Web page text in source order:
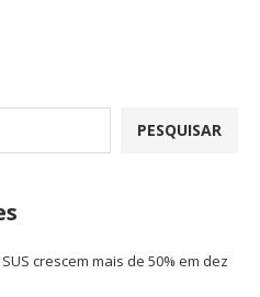
PESQUISAR
crescem mais de 50% em dez